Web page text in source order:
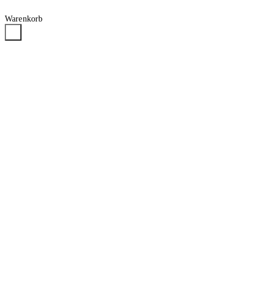
Warenkorb